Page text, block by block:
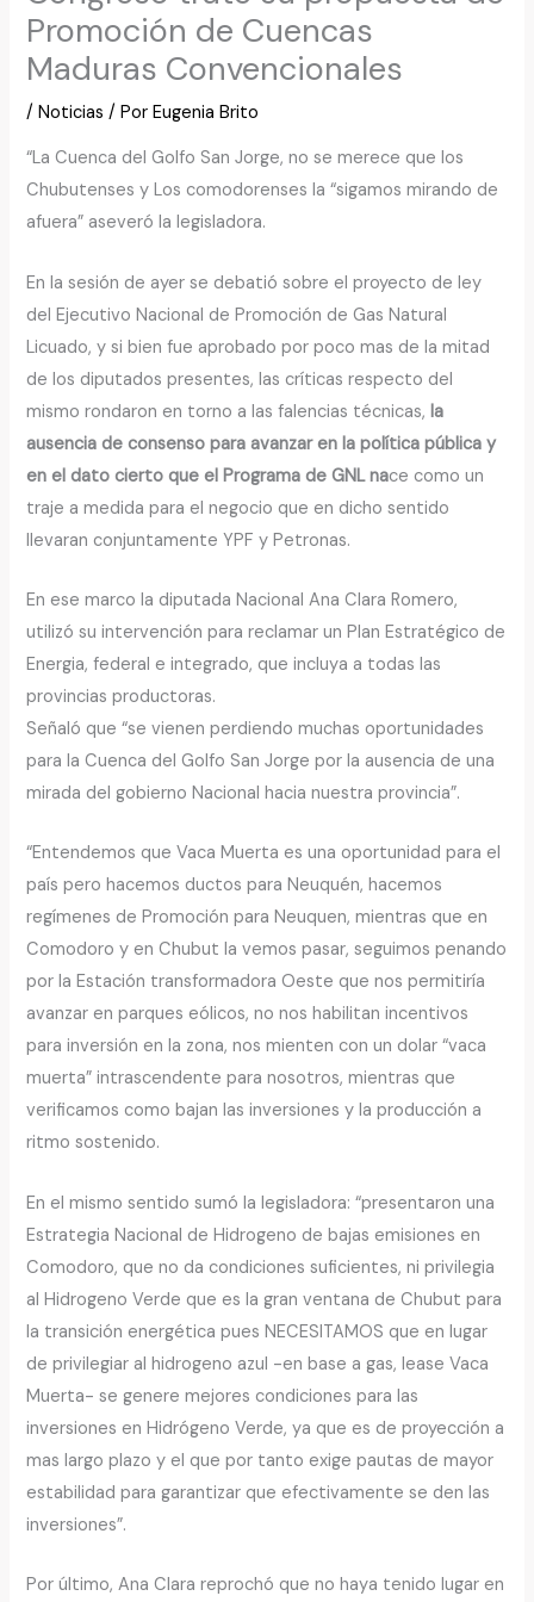
Promoción de Cuencas
Maduras Convencionales
/Noticias / PorEugenia Brito
“La Cuenca del Golfo San Jorge, no se merece que los
Chubutenses y Los comodorenses la “sigamos mirando de
afuera” aseveró la legisladora.
En la sesión de ayer se debatió sobre el proyecto de ley
del Ejecutivo Nacional de Promoción de Gas Natural
Licuado, y si bien fue aprobado por poco mas de la mitad
de los diputados presentes, las críticas respecto del
mismo rondaron en torno a las falencias técnicas, la
ausencia de consenso para avanzar en la política pública y
en el dato cierto que el Programa de GNL nace como un
traje a medida para el negocio que en dicho sentido
llevaran conjuntamente YPF y Petronas.
En ese marco la diputada Nacional Ana Clara Romero,
utilizó su intervención para reclamar un Plan Estratégico de
Energia, federal e integrado, que incluya a todas las
provincias productoras.
Señaló que “se vienen perdiendo muchas oportunidades
para la Cuenca del Golfo San Jorge por la ausencia de una
mirada del gobierno Nacional hacia nuestra provincia”.
“Entendemos que Vaca Muerta es una oportunidad para el
país pero hacemos ductos para Neuquén, hacemos
regímenes de Promoción para Neuquen, mientras que en
Comodoro y en Chubut la vemos pasar, seguimos penando
por la Estación transformadora Oeste que nos permitiría
avanzar en parques eólicos, no nos habilitan incentivos
para inversión en la zona, nos mienten con un dolar “vaca
muerta” intrascendente para nosotros, mientras que
verificamos como bajan las inversiones y la producción a
ritmo sostenido.
En el mismo sentido sumó la legisladora: “presentaron una
Estrategia Nacional de Hidrogeno de bajas emisiones en
Comodoro, que no da condiciones suficientes, ni privilegia
al Hidrogeno Verde que es la gran ventana de Chubut para
la transición energética pues NECESITAMOS que en lugar
de privilegiar al hidrogeno azul -en base a gas, lease Vaca
Muerta- se genere mejores condiciones para las
inversiones en Hidrógeno Verde, ya que es de proyección a
mas largo plazo y el que por tanto exige pautas de mayor
estabilidad para garantizar que efectivamente se den las
inversiones”.
Por último, Ana Clara reprochó que no haya tenido lugar en